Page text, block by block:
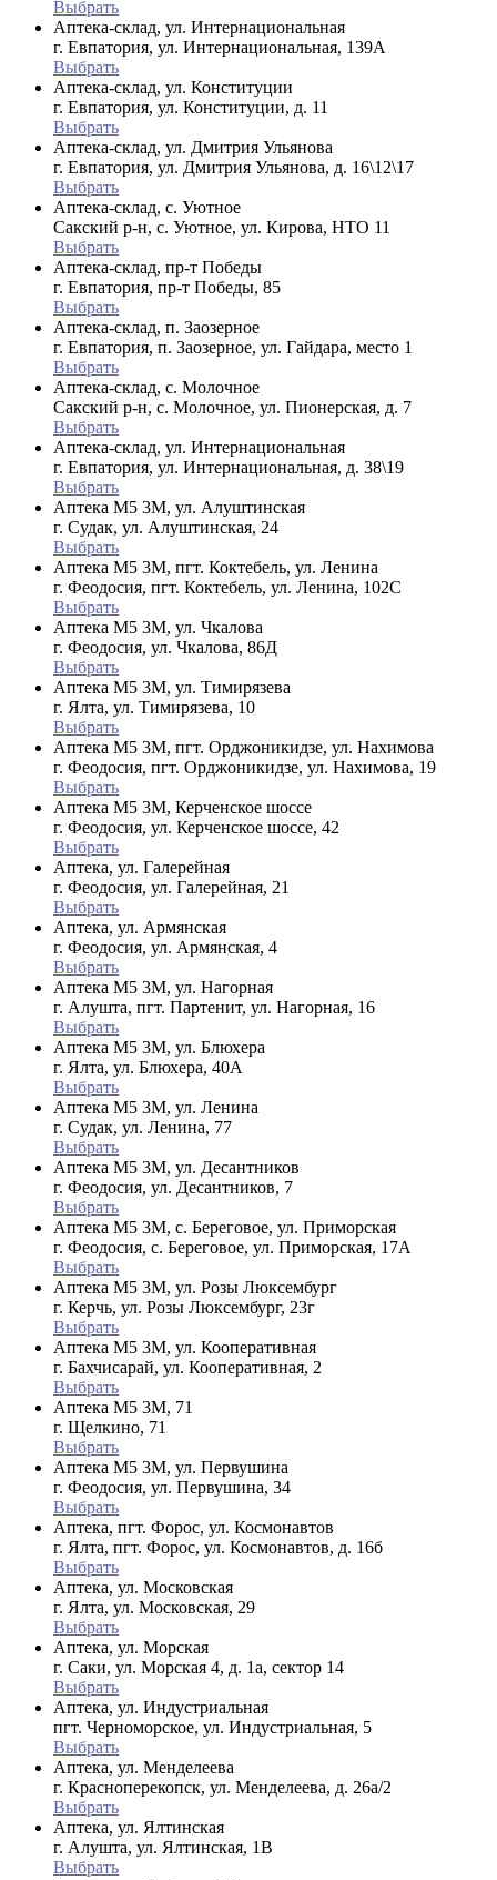
Выбрать
Аптека-склад, ул. Интернациональная
г. Евпатория, ул. Интернациональная, 139А
Выбрать
Аптека-склад, ул. Конституции
г. Евпатория, ул. Конституции, д. 11
Выбрать
Аптека-склад, ул. Дмитрия Ульянова
г. Евпатория, ул. Дмитрия Ульянова, д. 16\12\17
Выбрать
Аптека-склад, с. Уютное
Сакский р-н, с. Уютное, ул. Кирова, НТО 11
Выбрать
Аптека-склад, пр-т Победы
г. Евпатория, пр-т Победы, 85
Выбрать
Аптека-склад, п. Заозерное
г. Евпатория, п. Заозерное, ул. Гайдара, место 1
Выбрать
Аптека-склад, с. Молочное
Сакский р-н, с. Молочное, ул. Пионерская, д. 7
Выбрать
Аптека-склад, ул. Интернациональная
г. Евпатория, ул. Интернациональная, д. 38\19
Выбрать
Аптека М5 3М, ул. Алуштинская
г. Судак, ул. Алуштинская, 24
Выбрать
Аптека М5 3М, пгт. Коктебель, ул. Ленина
г. Феодосия, пгт. Коктебель, ул. Ленина, 102С
Выбрать
Аптека М5 3М, ул. Чкалова
г. Феодосия, ул. Чкалова, 86Д
Выбрать
Аптека М5 3М, ул. Тимирязева
г. Ялта, ул. Тимирязева, 10
Выбрать
Аптека М5 3М, пгт. Орджоникидзе, ул. Нахимова
г. Феодосия, пгт. Орджоникидзе, ул. Нахимова, 19
Выбрать
Аптека М5 3М, Керченское шоссе
г. Феодосия, ул. Керченское шоссе, 42
Выбрать
Аптека, ул. Галерейная
г. Феодосия, ул. Галерейная, 21
Выбрать
Аптека, ул. Армянская
г. Феодосия, ул. Армянская, 4
Выбрать
Аптека М5 3М, ул. Нагорная
г. Алушта, пгт. Партенит, ул. Нагорная, 16
Выбрать
Аптека М5 3М, ул. Блюхера
г. Ялта, ул. Блюхера, 40А
Выбрать
Аптека М5 3М, ул. Ленина
г. Судак, ул. Ленина, 77
Выбрать
Аптека М5 3М, ул. Десантников
г. Феодосия, ул. Десантников, 7
Выбрать
Аптека М5 3М, с. Береговое, ул. Приморская
г. Феодосия, с. Береговое, ул. Приморская, 17А
Выбрать
Аптека М5 3М, ул. Розы Люксембург
г. Керчь, ул. Розы Люксембург, 23г
Выбрать
Аптека М5 3М, ул. Кооперативная
г. Бахчисарай, ул. Кооперативная, 2
Выбрать
Аптека М5 3М, 71
г. Щелкино, 71
Выбрать
Аптека М5 3М, ул. Первушина
г. Феодосия, ул. Первушина, 34
Выбрать
Аптека, пгт. Форос, ул. Космонавтов
г. Ялта, пгт. Форос, ул. Космонавтов, д. 16б
Выбрать
Аптека, ул. Московская
г. Ялта, ул. Московская, 29
Выбрать
Аптека, ул. Морская
г. Саки, ул. Морская 4, д. 1а, сектор 14
Выбрать
Аптека, ул. Индустриальная
пгт. Черноморское, ул. Индустриальная, 5
Выбрать
Аптека, ул. Менделеева
г. Красноперекопск, ул. Менделеева, д. 26а/2
Выбрать
Аптека, ул. Ялтинская
г. Алушта, ул. Ялтинская, 1В
Выбрать